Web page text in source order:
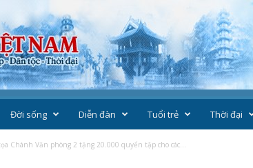
Đời sống Diễn đàn Tuổi trẻ Thời đại
Chánh Văn phòng 2 tặng 20.000 quyển tập cho các...